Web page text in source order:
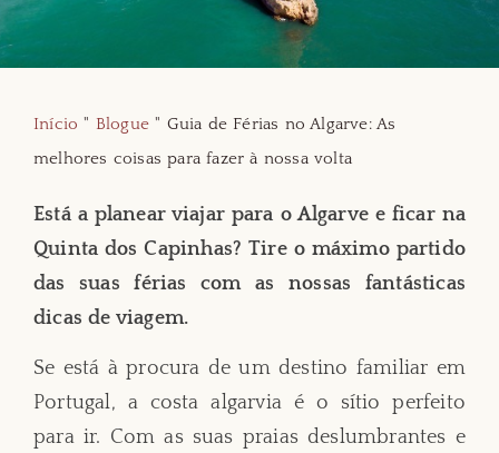
Início " Blogue " Guia de Férias no Algarve: As
melhores coisas para fazer à nossa volta
Está a planear viajar para o Algarve e ficar na
Quinta dos Capinhas? Tire o máximo partido
das suas férias com as nossas fantásticas
dicas de viagem.
Se está à procura de um destino familiar em
Portugal, a costa algarvia é o sítio perfeito
para ir. Com as suas praias deslumbrantes e